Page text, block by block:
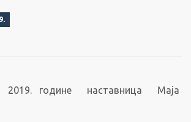
2019. године наставница Маја